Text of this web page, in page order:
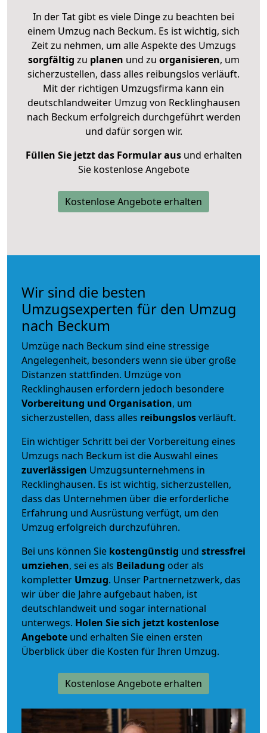
In der Tat gibt es viele Dinge zu beachten bei
einem Umzug nach Beckum. Es ist wichtig, sich
Zeit zu nehmen, um alle Aspekte des Umzugs
sorgfältig zu planen und zu organisieren, um
sicherzustellen, dass alles reibungslos verläuft.
Mit der richtigen Umzugsfirma kann ein
deutschlandweiter Umzug von Recklinghausen
nach Beckum erfolgreich durchgeführt werden
und dafür sorgen wir.
Füllen Sie jetzt das Formular ausund erhalten
Sie kostenlose Angebote
Kostenlose Angebote erhalten
Wir sind die besten
Umzugsexperten für den Umzug
nach Beckum
Umzüge nach Beckum sind eine stressige
Angelegenheit, besonders wenn sie über große
Distanzen stattfinden. Umzüge von
Recklinghausen erfordern jedoch besondere
Vorbereitung und Organisation, um
sicherzustellen, dass alles reibungslosverläuft.
Ein wichtiger Schritt bei der Vorbereitung eines
Umzugs nach Beckum ist die Auswahl eines
zuverlässigen Umzugsunternehmens in
Recklinghausen. Es ist wichtig, sicherzustellen,
dass das Unternehmen über die erforderliche
Erfahrung und Ausrüstung verfügt, um den
Umzug erfolgreich durchzuführen.
Bei uns können Sie kostengünstig und stressfrei
umziehen, sei es als Beiladung oder als
kompletter Umzug. Unser Partnernetzwerk, das
wir über die Jahre aufgebaut haben, ist
deutschlandweit und sogar international
unterwegs. Holen Sie sich jetzt kostenlose
Angebote und erhalten Sie einen ersten
Überblick über die Kosten für Ihren Umzug.
Kostenlose Angebote erhalten